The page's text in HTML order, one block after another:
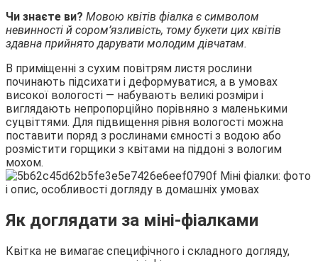
Чи знаєте ви? Мовою квітів фіалка є символом
невинності й сором’язливість, тому букети цих квітів
здавна прийнято дарувати молодим дівчатам.
В приміщенні з сухим повітрям листя рослини
починають підсихати і деформуватися, а в умовах
високої вологості — набувають великі розміри і
виглядають непропорційно порівняно з маленькими
суцвіттями. Для підвищення рівня вологості можна
поставити поряд з рослинами ємності з водою або
розмістити горщики з квітами на піддоні з вологим
мохом.
Як доглядати за міні-фіалками
Квітка не вимагає специфічного і складного догляду,